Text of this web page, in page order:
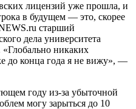
лицензий уже прошла, и
в будущем — это, скорее
старший
дела университета
никаких
до конца года я не вижу», —
году из-за убыточной
могу зарыться до 10